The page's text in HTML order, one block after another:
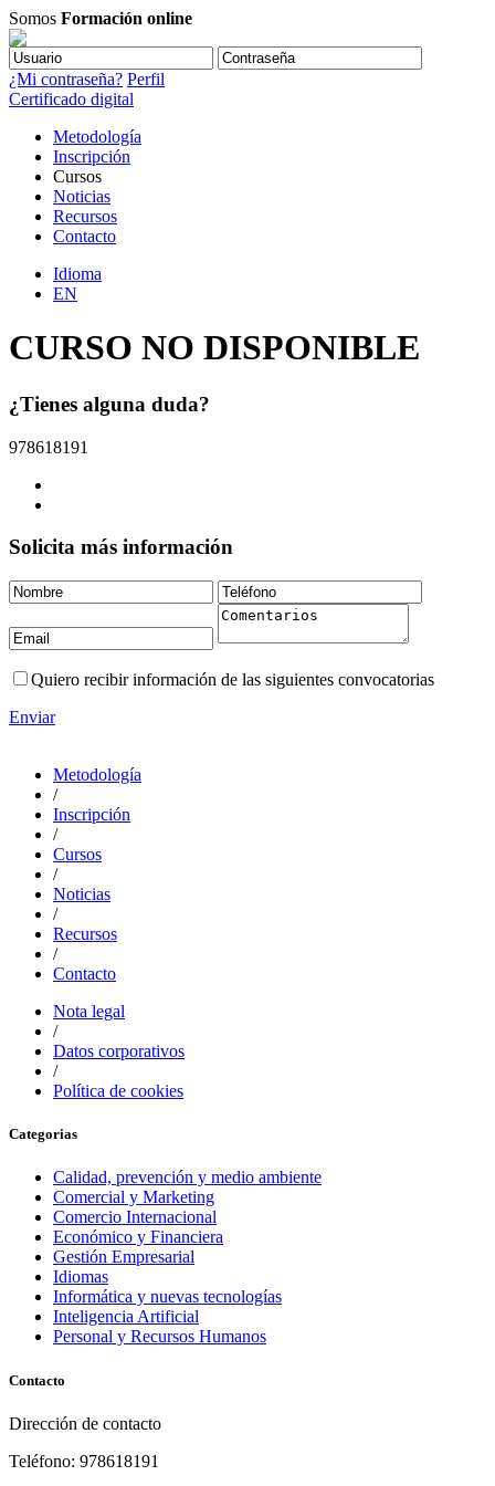
Somos Formación online
¿Mi contraseña? Perfil
Certificado digital
Metodología
Inscripción
Cursos
Noticias
Recursos
Contacto
Idioma
EN
CURSO NO DISPONIBLE
¿Tienes alguna duda?
978618191
Solicita más información
Quiero recibir información de las siguientes convocatorias
Enviar
Metodología
/
Inscripción
/
Cursos
/
Noticias
/
Recursos
/
Contacto
Nota legal
/
Datos corporativos
/
Política de cookies
Categorias
Calidad, prevención y medio ambiente
Comercial y Marketing
Comercio Internacional
Económico y Financiera
Gestión Empresarial
Idiomas
Informática y nuevas tecnologías
Inteligencia Artificial
Personal y Recursos Humanos
Contacto
Dirección de contacto
Teléfono: 978618191